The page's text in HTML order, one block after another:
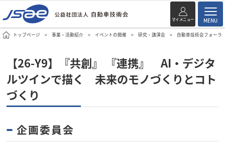
マイメニュー MENU
トップページ 事業・活動紹介 イベントの開催 研究・講演会 自動車技術会フォーラ
【26-Y9】『共創』 『連携』 AI・デジタ
ルツインで描く 未来のモノづくりとコト
づくり
企画委員会